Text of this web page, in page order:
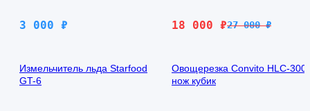
3 000 ₽
Измельчитель льда Starfood
GT-6
27 000₽
Первоначальная
27
18 000 ₽
Текущая
000 ₽.
Овощерезка Convito HLC-300
нож кубик